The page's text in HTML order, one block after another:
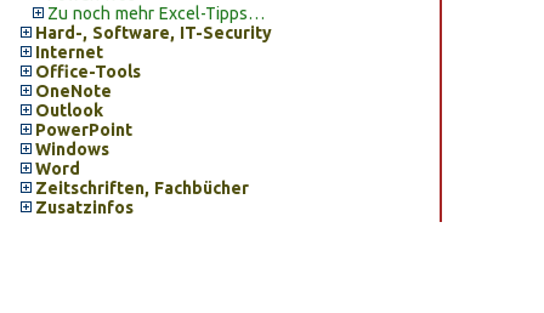
Zu noch mehr Excel-Tipps…
Hard-, Software, IT-Security
Internet
Office-Tools
OneNote
Outlook
PowerPoint
Windows
Word
Zeitschriften, Fachbücher
Zusatzinfos